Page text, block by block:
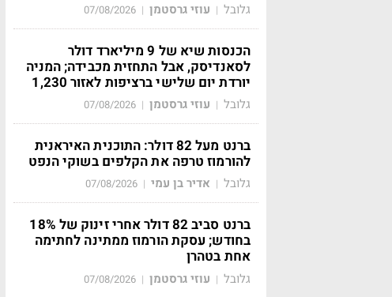
גלובל | עוזי גרסטמן |
07/08/2026
הכנסות שיא של 9 מיליארד דולר
לסאנדיסק, אבל התחזית מכבידה; המניה
יורדת יום שלישי ברציפות לאזור 1,230
גלובל | עוזי גרסטמן |
07/08/2026
ברנט מעל 82 דולר: התוכנית האיראנית
להורמוז טרפה את הקלפים בשוקי הנפט
גלובל | אדיר בן עמי |
07/08/2026
ברנט סביב 82 דולר אחרי זינוק של 18%
בחודש; עסקת הורמוז ממתינה לחתימה
אחת בטהרן
גלובל | עוזי גרסטמן |
07/08/2026